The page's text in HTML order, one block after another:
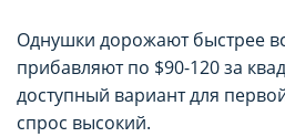
Однушки дорожают быстрее
прибавляют по $90-120 за
доступный вариант для
спрос высокий.